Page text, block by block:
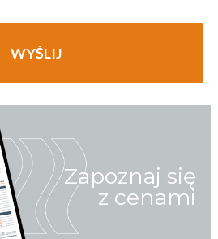
Zapoznaj się
z cenami